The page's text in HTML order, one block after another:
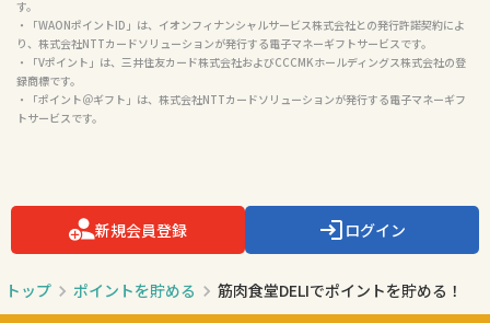
す。
・「WAONポイントID」は、イオンフィナンシャルサービス株式会社との発行許諾契約によ
り、株式会社NTTカードソリューションが発行する電子マネーギフトサービスです。
・「Vポイント」は、三井住友カード株式会社およびCCCMKホールディングス株式会社の登
録商標です。
・「ポイント＠ギフト」は、株式会社NTTカードソリューションが発行する電子マネーギフ
トサービスです。
新規会員登録 ログイン
トップ ポイントを貯める 筋肉食堂DELIでポイントを貯める！